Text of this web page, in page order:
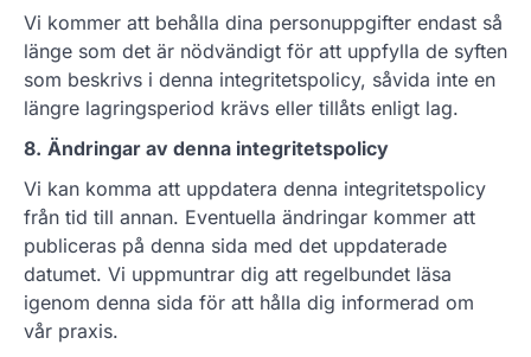
Vi kommer att behålla dina personuppgifter endast så
länge som det är nödvändigt för att uppfylla de syften
som beskrivs i denna integritetspolicy, såvida inte en
längre lagringsperiod krävs eller tillåts enligt lag.
8. Ändringar av denna integritetspolicy
Vi kan komma att uppdatera denna integritetspolicy
från tid till annan. Eventuella ändringar kommer att
publiceras på denna sida med det uppdaterade
datumet. Vi uppmuntrar dig att regelbundet läsa
igenom denna sida för att hålla dig informerad om
vår praxis.